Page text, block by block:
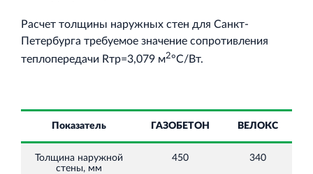
Расчет толщины наружных стен для Санкт-
Петербурга требуемое значение сопротивления
теплопередачи Rтр=3,079 м2°С/Вт.
Показатель ГАЗОБЕТОН ВЕЛОКС
Толщина наружной
стены, мм
450 340